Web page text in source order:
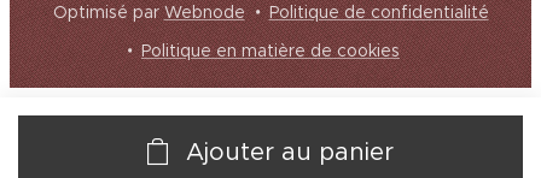
Ajouter au panier
Optimisé parWebnode
Politique de confidentialité
Politique en matière de cookies